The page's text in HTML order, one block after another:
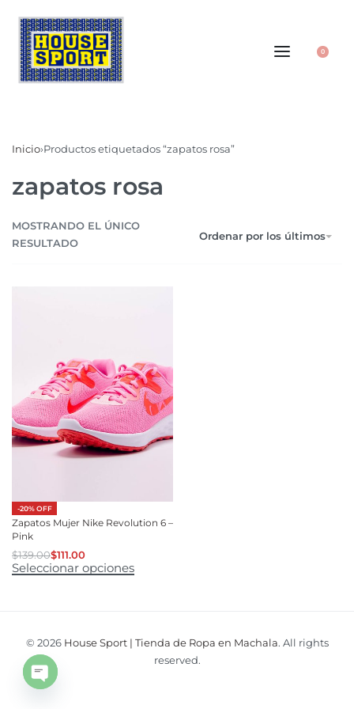
0
Inicio›Productos etiquetados “zapatos rosa”
zapatos rosa
MOSTRANDO EL ÚNICO
RESULTADO
Ordenar por los últimos
-20% OFF
Zapatos Mujer Nike Revolution 6 –
Pink
$139.00$111.00
Seleccionar opciones
© 2026 House Sport | Tienda de Ropa en Machala. All rights
reserved.
Open